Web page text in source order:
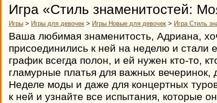
Игра «Стиль знаменитостей:
Игры > Игры для девочек > Игры Новые для девочек > Игра Стиль
Ваша любимая знаменитость, Адриана,
присоединились к ней на неделю и
график всегда полон, и ей нужен кто-то,
гламурные платья для важных вечеринок,
Неделе моды и даже для концертных
к ней и узнайте все испытания, которые